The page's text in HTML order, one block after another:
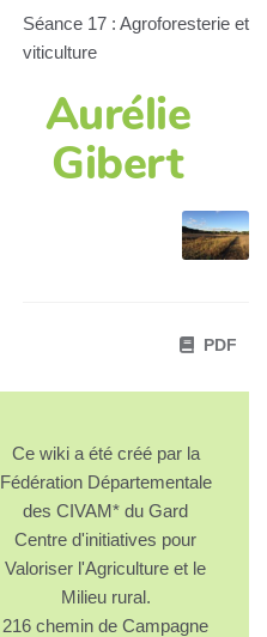
Séance 17 : Agroforesterie et
viticulture
Aurélie
Gibert
PDF
Ce wiki a été créé par la
Fédération Départementale
des CIVAM* du Gard
Centre d'initiatives pour
Valoriser l'Agriculture et le
Milieu rural.
216 chemin de Campagne